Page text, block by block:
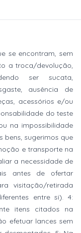
se encontram, sem
a troca/devolução,
ser sucata,
ausência de
acessórios e/ou
do teste
na impossibilidade
bens, sugerimos que
e transporte na
a necessidade de
antes de ofertar
visitação/retirada
entre si). 4:
itens citados na
efetuar lances sem